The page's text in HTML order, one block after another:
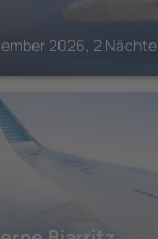
2026, 2 Nächte